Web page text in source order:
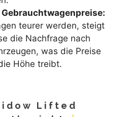
teurer werden, steigt
die Nachfrage nach
was die Preise
Höhe treibt.
Lifted